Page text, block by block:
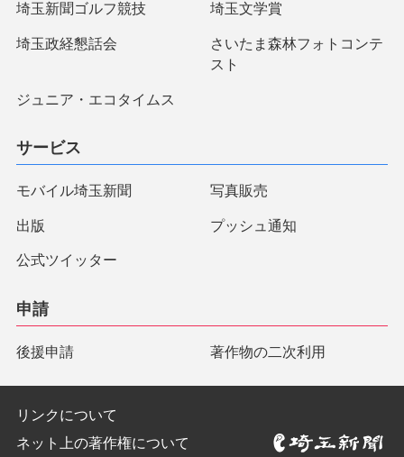
埼玉新聞ゴルフ競技 埼玉文学賞
埼玉政経懇話会
さいたま森林フォトコンテ
スト
ジュニア・エコタイムス
サービス
モバイル埼玉新聞 写真販売
出版 プッシュ通知
公式ツイッター
申請
後援申請 著作物の二次利用
リンクについて
ネット上の著作権について